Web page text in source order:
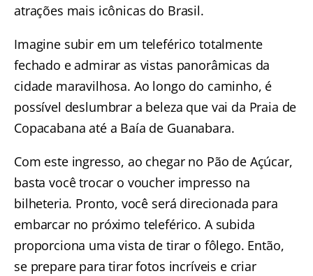
atrações mais icônicas do Brasil.
Imagine subir em um teleférico totalmente
fechado e admirar as vistas panorâmicas da
cidade maravilhosa. Ao longo do caminho, é
possível deslumbrar a beleza que vai da Praia de
Copacabana até a Baía de Guanabara.
Com este ingresso, ao chegar no Pão de Açúcar,
basta você trocar o voucher impresso na
bilheteria. Pronto, você será direcionada para
embarcar no próximo teleférico. A subida
proporciona uma vista de tirar o fôlego. Então,
se prepare para tirar fotos incríveis e criar